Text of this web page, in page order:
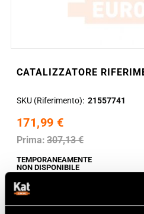
CATALIZZATORE
SKU (Riferimento) 21557741
171,99 €
Prima: 307,13 €
TEMPORANEAMENTE
NON DISPONIBILE